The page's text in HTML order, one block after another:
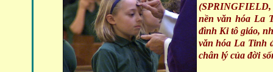
(SPRINGFIELD,
nền văn hóa La
đình Ki tô giáo,
văn hóa La Tinh
chân lý của đời